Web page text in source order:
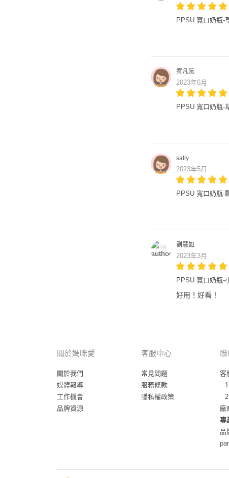
PPSU 寬口奶瓶-
宥凡阮
2023年6月
PPSU 寬口奶瓶-
sally
2023年5月
PPSU 寬口奶瓶-
劉慧如
2023年3月
PPSU 寬口奶瓶-
好用！好看！
關於媽咪愛
關於我們
媒體報導
工作機會
品牌資源
客服中心
常見問題
服務條款
隱私權政策
聯
客
廠
專
品